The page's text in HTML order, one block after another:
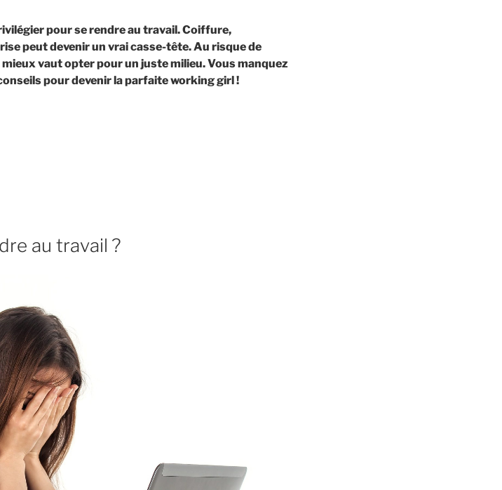
pour se rendre au travail. Coiffure,
peut devenir un vrai casse-tête. Au risque de
vaut opter pour un juste milieu. Vous manquez
pour devenir la parfaite working girl !
au travail ?